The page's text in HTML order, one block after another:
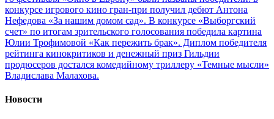
конкурсе игрового кино гран-при получил дебют Антона
Нефедова «За нашим домом сад». В конкурсе «Выборгский
счет» по итогам зрительского голосования победила картина
Юлии Трофимовой «Как пережить брак». Диплом победителя
рейтинга кинокритиков и денежный приз Гильдии
продюсеров достался комедийному триллеру «Темные мысли»
Владислава Малахова.
Новости